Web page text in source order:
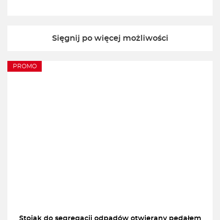
Sięgnij po więcej możliwości
PROMO
Stojak do segregacji odpadów otwierany pedałem